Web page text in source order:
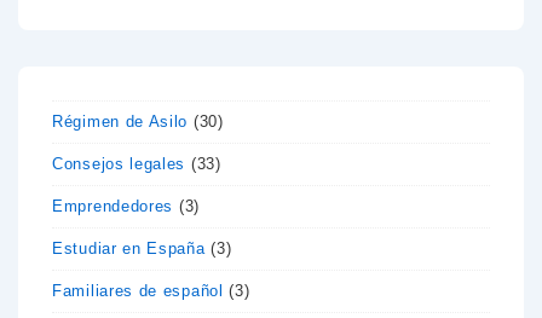
Régimen de Asilo (30)
Consejos legales (33)
Emprendedores (3)
Estudiar en España (3)
Familiares de español (3)